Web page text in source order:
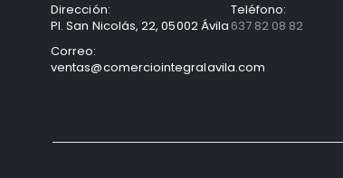
Dirección:
Pl. San Nicolás, 22, 05002 Ávila
Teléfono:
637 82 08 82
Correo:
ventas@comerciointegralavila.com